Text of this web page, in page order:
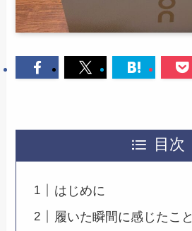
目次
はじめに
履いた瞬間に感じたこと